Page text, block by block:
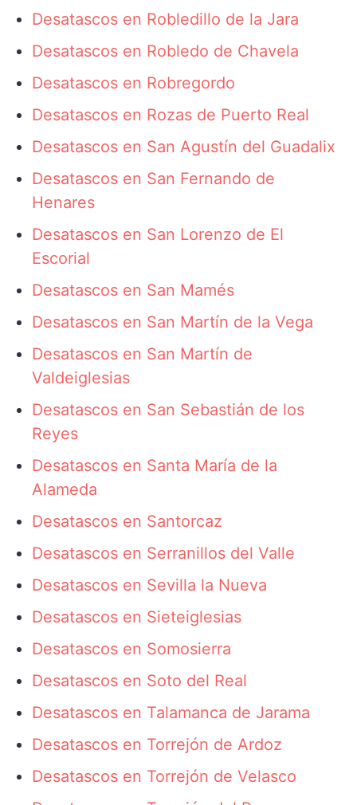
Desatascos en Robledillo de la Jara
Desatascos en Robledo de Chavela
Desatascos en Robregordo
Desatascos en Rozas de Puerto Real
Desatascos en San Agustín del Guadalix
Desatascos en San Fernando de
Henares
Desatascos en San Lorenzo de El
Escorial
Desatascos en San Mamés
Desatascos en San Martín de la Vega
Desatascos en San Martín de
Valdeiglesias
Desatascos en San Sebastián de los
Reyes
Desatascos en Santa María de la
Alameda
Desatascos en Santorcaz
Desatascos en Serranillos del Valle
Desatascos en Sevilla la Nueva
Desatascos en Sieteiglesias
Desatascos en Somosierra
Desatascos en Soto del Real
Desatascos en Talamanca de Jarama
Desatascos en Torrejón de Ardoz
Desatascos en Torrejón de Velasco